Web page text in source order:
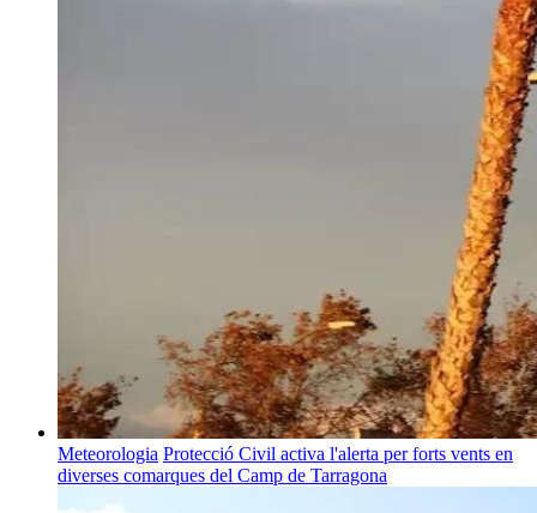
Meteorologia Protecció Civil activa l'alerta per forts vents en
diverses comarques del Camp de Tarragona